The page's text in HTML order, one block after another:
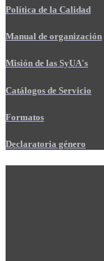
Política de la Calidad
Manual de organización
Misión de las SyUA's
Catálogos de Servicio
Formatos
Declaratoria género